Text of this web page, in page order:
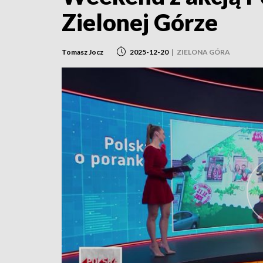
Zielonej Górze
Tomasz Jocz 2025-12-20 | ZIELONA GÓRA